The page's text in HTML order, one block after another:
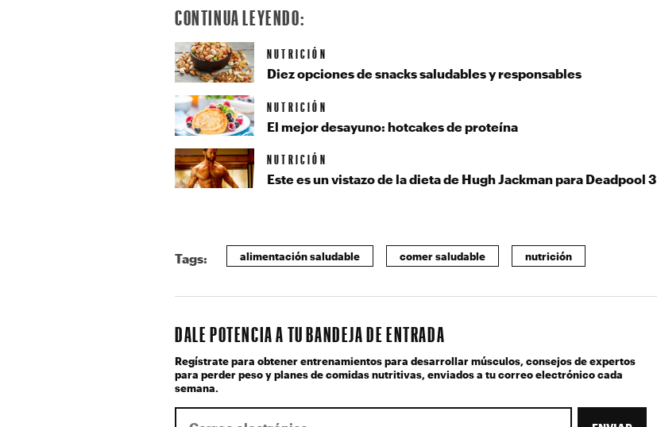
CONTINUA LEYENDO:
NUTRICIÓN
Diez opciones de snacks saludables y responsables
NUTRICIÓN
El mejor desayuno: hotcakes de proteína
NUTRICIÓN
Este es un vistazo de la dieta de Hugh Jackman para Deadpool 3
Tags: alimentación saludable comer saludable nutrición
DALE POTENCIA A TU BANDEJA DE ENTRADA
Regístrate para obtener entrenamientos para desarrollar músculos, consejos de expertos
para perder peso y planes de comidas nutritivas, enviados a tu correo electrónico cada
semana.